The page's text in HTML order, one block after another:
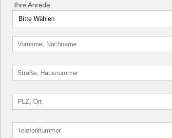
Ihre Anrede